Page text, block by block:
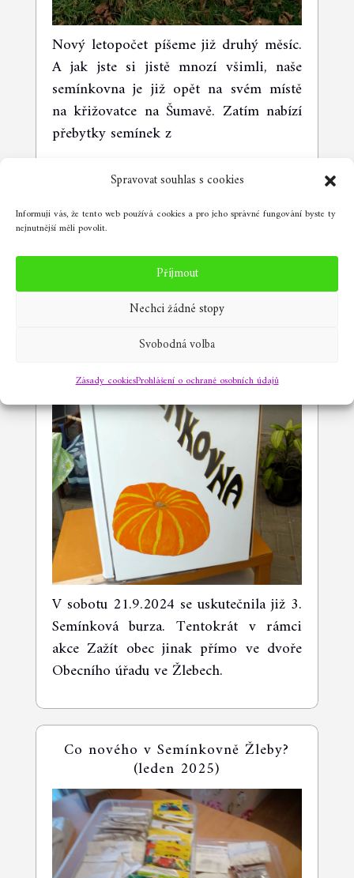
Spravovat souhlas s cookies
Informuji vás, že tento web používá cookies a pro jeho správné fungování byste ty
nejnutnější měli povolit.
Příjmout
Nechci žádné stopy
Svobodná volba
Zásady cookiesProhlášení o ochraně osobních údajů
Nový letopočet píšeme již druhý měsíc.
A jak jste si jistě mnozí všimli, naše
semínkovna je již opět na svém místě
na křižovatce na Šumavě. Zatím nabízí
přebytky semínek z
Co nového v Semínkovně Žleby?
V sobotu 21.9.2024 se uskutečnila již 3.
Semínková burza. Tentokrát v rámci
akce Zažít obec jinak přímo ve dvoře
Obecního úřadu ve Žlebech.
Co nového v Semínkovně Žleby?
(leden 2025)